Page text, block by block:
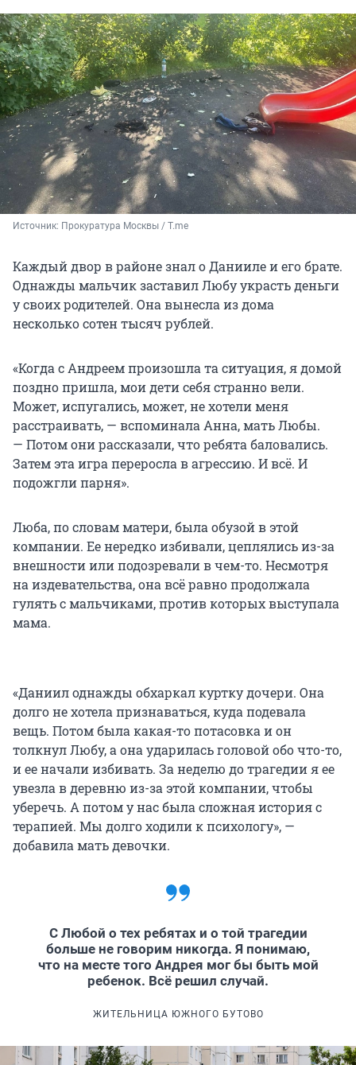
Источник: Прокуратура Москвы / T.me
Каждый двор в районе знал о Данииле и его брате.
Однажды мальчик заставил Любу украсть деньги
у своих родителей. Она вынесла из дома
несколько сотен тысяч рублей.
«Когда с Андреем произошла та ситуация, я домой
поздно пришла, мои дети себя странно вели.
Может, испугались, может, не хотели меня
расстраивать, — вспоминала Анна, мать Любы.
— Потом они рассказали, что ребята баловались.
Затем эта игра переросла в агрессию. И всё. И
подожгли парня».
Люба, по словам матери, была обузой в этой
компании. Ее нередко избивали, цеплялись из-за
внешности или подозревали в чем-то. Несмотря
на издевательства, она всё равно продолжала
гулять с мальчиками, против которых выступала
мама.
«Даниил однажды обхаркал куртку дочери. Она
долго не хотела признаваться, куда подевала
вещь. Потом была какая-то потасовка и он
толкнул Любу, а она ударилась головой обо что-то,
и ее начали избивать. За неделю до трагедии я ее
увезла в деревню из-за этой компании, чтобы
уберечь. А потом у нас была сложная история с
терапией. Мы долго ходили к психологу», —
добавила мать девочки.
С Любой о тех ребятах и о той трагедии
больше не говорим никогда. Я понимаю,
что на месте того Андрея мог бы быть мой
ребенок. Всё решил случай.
ЖИТЕЛЬНИЦА ЮЖНОГО БУТОВО